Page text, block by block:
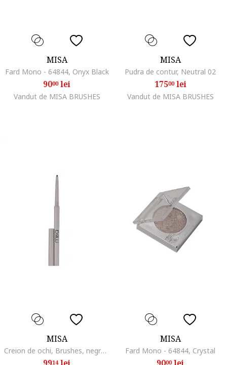
MISA
Fard Mono - 64844, Onyx Black
9000lei
Vandut de MISA BRUSHES
MISA
Pudra de contur, Neutral 02
17500lei
Vandut de MISA BRUSHES
MISA
Creion de ochi, Brushes, negru, rezistent, 10 gr
14
MISA
Fard Mono - 64844, Crystal
00